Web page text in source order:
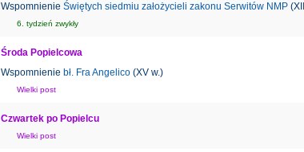
Wspomnienie Świętych siedmiu założycieli zakonu Serwitów NMP
6. tydzień zwykły
Środa Popielcowa
Wspomnienie bł. Fra Angelico(XV w.)
Wielki post
Czwartek po Popielcu
Wielki post